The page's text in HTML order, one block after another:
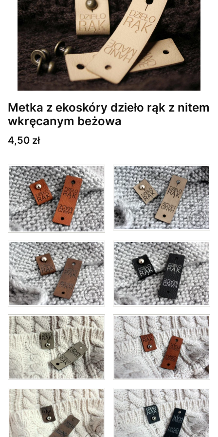
Metka z ekoskóry dzieło rąk z nitem
wkręcanym beżowa
Cena
4,50 zł